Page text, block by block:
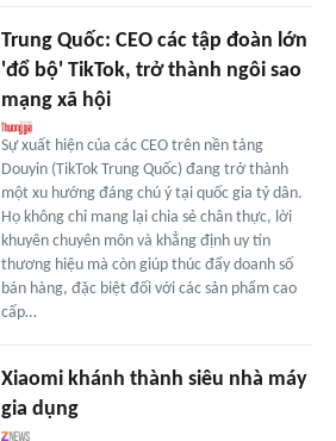
Trung Quốc: CEO các tập đoàn lớn
'đổ bộ' TikTok, trở thành ngôi sao
mạng xã hội
Sự xuất hiện của các CEO trên nền tảng
Douyin (TikTok Trung Quốc) đang trở thành
một xu hướng đáng chú ý tại quốc gia tỷ dân.
Họ không chỉ mang lại chia sẻ chân thực, lời
khuyên chuyên môn và khẳng định uy tín
thương hiệu mà còn giúp thúc đẩy doanh số
bán hàng, đặc biệt đối với các sản phẩm cao
cấp…
Xiaomi khánh thành siêu nhà máy
gia dụng